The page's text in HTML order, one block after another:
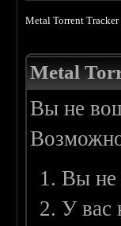
Metal Torrent Tracker
Metal
Вы не
Вы не
У вас